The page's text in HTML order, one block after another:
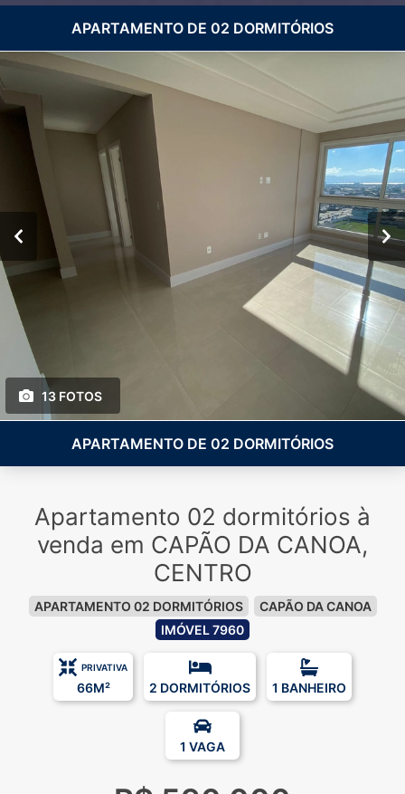
APARTAMENTO DE 02 DORMITÓRIOS
13 FOTOS
APARTAMENTO DE 02 DORMITÓRIOS
Apartamento 02 dormitórios à
venda em CAPÃO DA CANOA,
CENTRO
APARTAMENTO 02 DORMITÓRIOS
CAPÃO DA CANOA
IMÓVEL 7960
PRIVATIVA
66M² 2 DORMITÓRIOS 1 BANHEIRO
1 VAGA